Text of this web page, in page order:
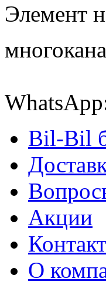
Элемент
Bil-Bil
Акции
О